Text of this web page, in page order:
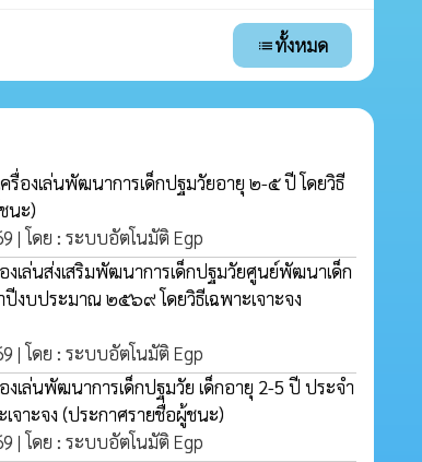
listทั้งหมด
รื่องเล่นพัฒนาการเด็กปฐมวัยอายุ ๒-๕ ปี โดยวิธี
นะ)
| โดย : ระบบอัตโนมัติ Egp
งเล่นส่งเสริมพัฒนาการเด็กปฐมวัยศูนย์พัฒนาเด็ก
งบประมาณ ๒๕๖๙ โดยวิธีเฉพาะเจาะจง
| โดย : ระบบอัตโนมัติ Egp
งเล่นพัฒนาการเด็กปฐมวัย เด็กอายุ 2-5 ปี ประจำ
จาะจง (ประกาศรายชื่อผู้ชนะ)
| โดย : ระบบอัตโนมัติ Egp